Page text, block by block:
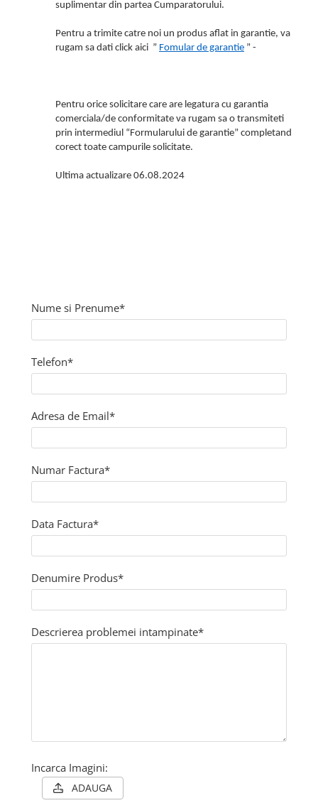
suplimentar din partea Cumparatorului.
Pentru a trimite catre noi un produs aflat in garantie, va
rugam sa dati click aici ” Fomular de garantie ” -
Pentru orice solicitare care are legatura cu garantia
comerciala/de conformitate va rugam sa o transmiteti
prin intermediul “Formularului de garantie” completand
corect toate campurile solicitate.
Ultima actualizare 06.08.2024
Nume si Prenume*
Telefon*
Adresa de Email*
Numar Factura*
Data Factura*
Denumire Produs*
Descrierea problemei intampinate*
Incarca Imagini:
ADAUGA